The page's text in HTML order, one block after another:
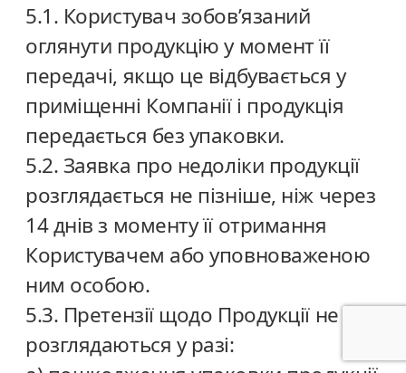
5.1. Користувач зобов’язаний
оглянути продукцію у момент її
передачі, якщо це відбувається у
приміщенні Компанії і продукція
передається без упаковки.
5.2. Заявка про недоліки продукції
розглядається не пізніше, ніж через
14 днів з моменту її отримання
Користувачем або уповноваженою
ним особою.
5.3. Претензії щодо Продукції не
розглядаються у разі: